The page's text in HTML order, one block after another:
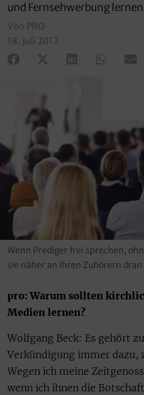
und Fernsehwerbung
Von PRO
18. Juli 2017
Wenn Prediger frei sprechen,
sie näher an ihren Zuhörern dran
pro: Warum sollten
Medien lernen?
Wolfgang Beck: Es gehört
Verkündigung immer dazu,
Wegen ich meine
wenn ich ihnen die